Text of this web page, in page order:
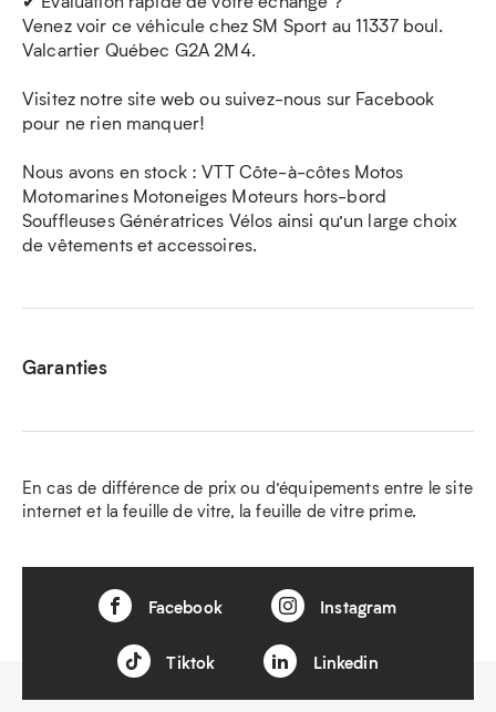
Venez voir ce véhicule chez SM Sport au 11337 boul.
Valcartier Québec G2A 2M4.
Visitez notre site web ou suivez-nous sur Facebook
pour ne rien manquer!
Nous avons en stock : VTT Côte-à-côtes Motos
Motomarines Motoneiges Moteurs hors-bord
Souffleuses Génératrices Vélos ainsi qu’un large choix
de vêtements et accessoires.
Garanties
En cas de différence de prix ou d’équipements entre le site
internet et la feuille de vitre, la feuille de vitre prime.
Facebook Instagram
Tiktok Linkedin